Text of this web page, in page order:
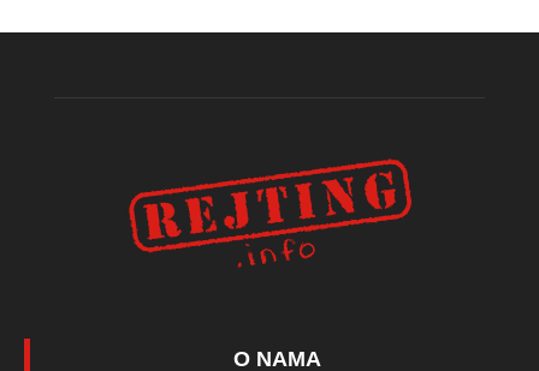
O NAMA